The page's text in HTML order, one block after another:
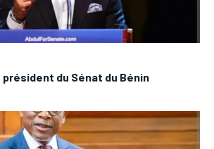
du Sénat du Bénin